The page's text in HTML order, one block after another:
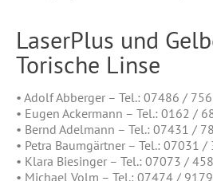
LaserPlus und
Torische Linse
• Adolf Abberger – Tel.: 07486 /
• Eugen Ackermann – Tel.: 0162 /
• Bernd Adelmann – Tel.: 07431 /
• Petra Baumgärtner – Tel.: 07031 /
• Klara Biesinger – Tel.: 07073 /
• Michael Volm – Tel.: 07474 /